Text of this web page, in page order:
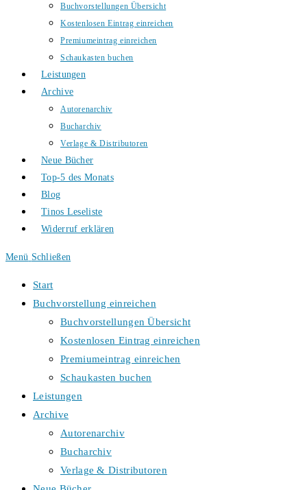
Buchvorstellungen Übersicht
Kostenlosen Eintrag einreichen
Premiumeintrag einreichen
Schaukasten buchen
Leistungen
Archive
Autorenarchiv
Bucharchiv
Verlage & Distributoren
Neue Bücher
Top-5 des Monats
Blog
Tinos Leseliste
Widerruf erklären
Menü Schließen
Start
Buchvorstellung einreichen
Buchvorstellungen Übersicht
Kostenlosen Eintrag einreichen
Premiumeintrag einreichen
Schaukasten buchen
Leistungen
Archive
Autorenarchiv
Bucharchiv
Verlage & Distributoren